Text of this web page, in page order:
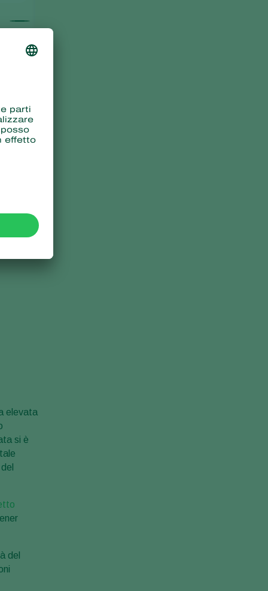
Phytoseiulus persimilis
elevata
si è
del